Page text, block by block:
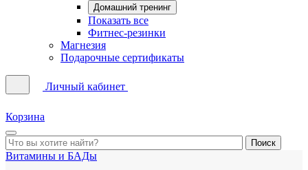
Домашний тренинг
Показать все
Фитнес-резинки
Магнезия
Подарочные сертификаты
Личный кабинет
Корзина
Витамины и БАДы